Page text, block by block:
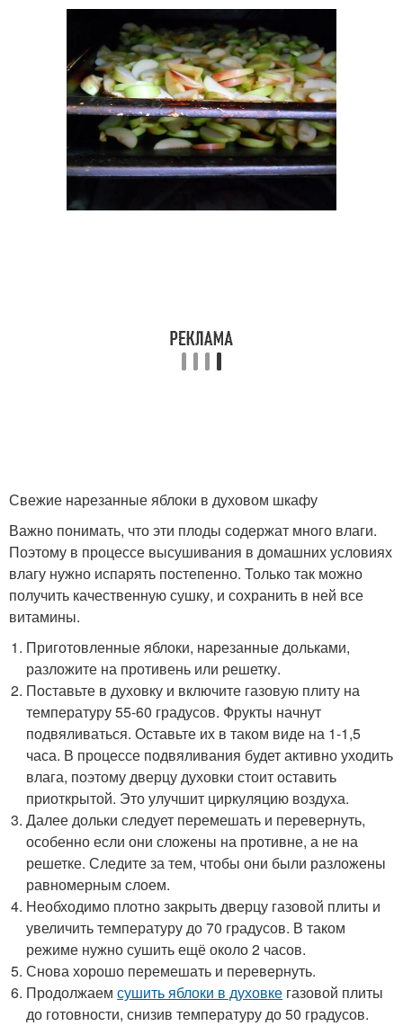
Свежие нарезанные яблоки в духовом шкафу
Важно понимать, что эти плоды содержат много влаги.
Поэтому в процессе высушивания в домашних условиях
влагу нужно испарять постепенно. Только так можно
получить качественную сушку, и сохранить в ней все
витамины.
Приготовленные яблоки, нарезанные дольками,
разложите на противень или решетку.
Поставьте в духовку и включите газовую плиту на
температуру 55-60 градусов. Фрукты начнут
подвяливаться. Оставьте их в таком виде на 1-1,5
часа. В процессе подвяливания будет активно уходить
влага, поэтому дверцу духовки стоит оставить
приоткрытой. Это улучшит циркуляцию воздуха.
Далее дольки следует перемешать и перевернуть,
особенно если они сложены на противне, а не на
решетке. Следите за тем, чтобы они были разложены
равномерным слоем.
Необходимо плотно закрыть дверцу газовой плиты и
увеличить температуру до 70 градусов. В таком
режиме нужно сушить ещё около 2 часов.
Снова хорошо перемешать и перевернуть.
Продолжаемсушить яблоки в духовке газовой плиты
до готовности, снизив температуру до 50 градусов.